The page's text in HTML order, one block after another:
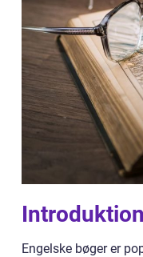
Introduktion
Engelske bøger er